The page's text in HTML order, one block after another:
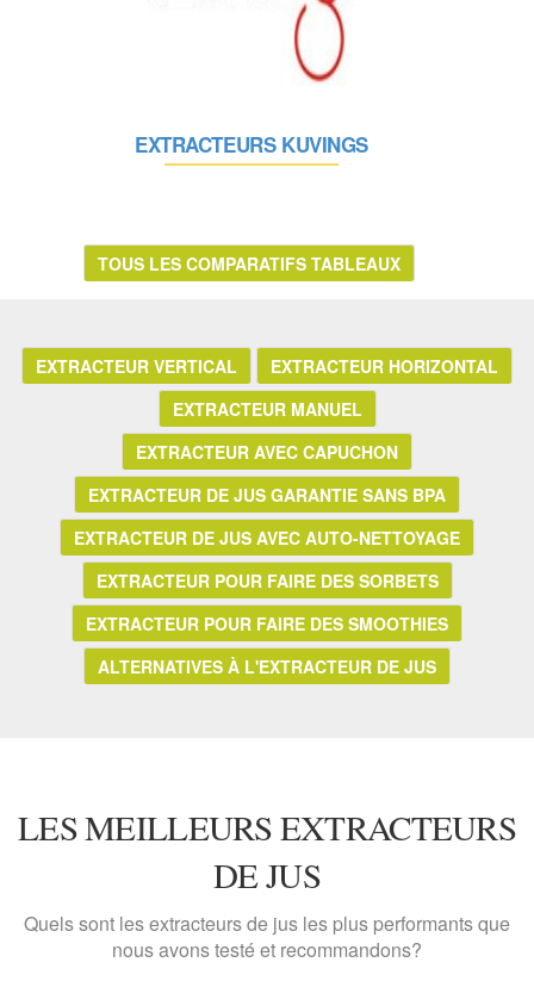
EXTRACTEURS KUVINGS
TOUS LES COMPARATIFS TABLEAUX
EXTRACTEUR VERTICAL
EXTRACTEUR HORIZONTAL
EXTRACTEUR MANUEL
EXTRACTEUR AVEC CAPUCHON
EXTRACTEUR DE JUS GARANTIE SANS BPA
EXTRACTEUR DE JUS AVEC AUTO-NETTOYAGE
EXTRACTEUR POUR FAIRE DES SORBETS
EXTRACTEUR POUR FAIRE DES SMOOTHIES
ALTERNATIVES À L'EXTRACTEUR DE JUS
LES MEILLEURS EXTRACTEURS
DE JUS
Quels sont les extracteurs de jus les plus performants que
nous avons testé et recommandons?